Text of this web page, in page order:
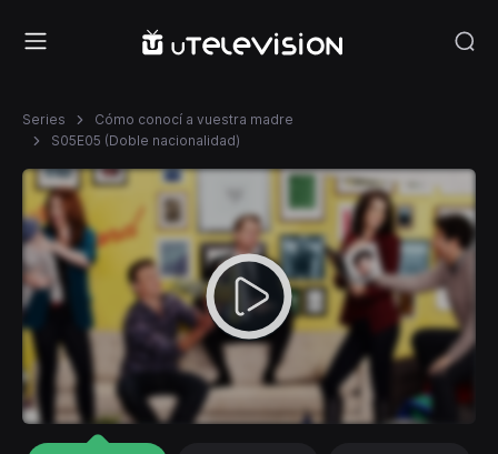
Series
Cómo conocí a vuestra madre
S05E05 (Doble nacionalidad)